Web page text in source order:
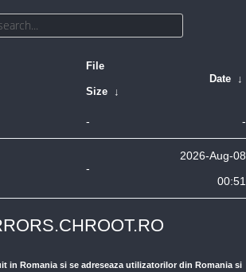
File
Size ↓
Date ↓
- -
-
2026-Aug-08
00:51
in Romania si se adreseaza utilizatorilor din Romania si